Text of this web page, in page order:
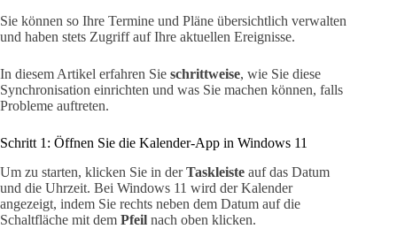
Sie können so Ihre Termine und Pläne übersichtlich verwalten
und haben stets Zugriff auf Ihre aktuellen Ereignisse.
In diesem Artikel erfahren Sie schrittweise, wie Sie diese
Synchronisation einrichten und was Sie machen können, falls
Probleme auftreten.
Schritt 1: Öffnen Sie die Kalender-App in Windows 11
Um zu starten, klicken Sie in derTaskleiste auf das Datum
und die Uhrzeit. Bei Windows 11 wird der Kalender
angezeigt, indem Sie rechts neben dem Datum auf die
Schaltfläche mit dem Pfeil nach oben klicken.